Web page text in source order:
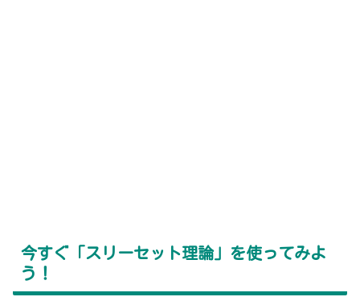
今すぐ「スリーセット理論」を使ってみよ
う！